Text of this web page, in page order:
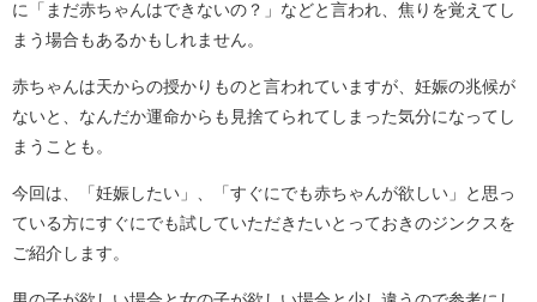
に「まだ赤ちゃんはできないの？」などと言われ、焦りを覚えてし
まう場合もあるかもしれません。
赤ちゃんは天からの授かりものと言われていますが、妊娠の兆候が
ないと、なんだか運命からも見捨てられてしまった気分になってし
まうことも。
今回は、「妊娠したい」、「すぐにでも赤ちゃんが欲しい」と思っ
ている方にすぐにでも試していただきたいとっておきのジンクスを
ご紹介します。